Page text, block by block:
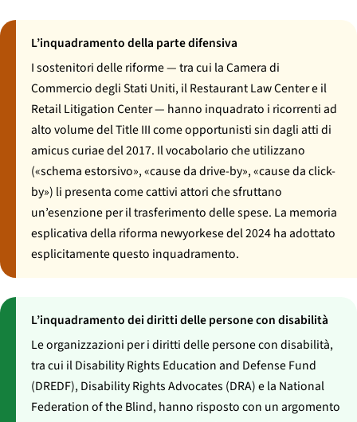
L’inquadramento della parte difensiva
I sostenitori delle riforme — tra cui la Camera di
Commercio degli Stati Uniti, il Restaurant Law Center e il
Retail Litigation Center — hanno inquadrato i ricorrenti ad
alto volume del Title III come opportunisti sin dagli atti di
amicus curiae del 2017. Il vocabolario che utilizzano
(«schema estorsivo», «cause da drive-by», «cause da click-
by») li presenta come cattivi attori che sfruttano
un’esenzione per il trasferimento delle spese. La memoria
esplicativa della riforma newyorkese del 2024 ha adottato
esplicitamente questo inquadramento.
L’inquadramento dei diritti delle persone con disabilità
Le organizzazioni per i diritti delle persone con disabilità,
tra cui il Disability Rights Education and Defense Fund
(DREDF), Disability Rights Advocates (DRA) e la National
Federation of the Blind, hanno risposto con un argomento